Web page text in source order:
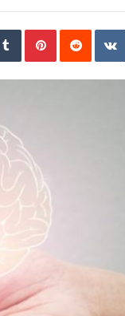
TumblrPinterestReddit